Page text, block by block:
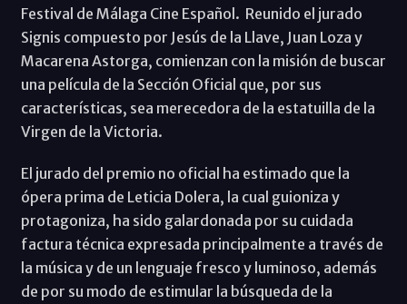
Festival de Málaga Cine Español. Reunido el jurado
Signis compuesto por Jesús de la Llave, Juan Loza y
Macarena Astorga, comienzan con la misión de buscar
una película de la Sección Oficial que, por sus
características, sea merecedora de la estatuilla de la
Virgen de la Victoria.
El jurado del premio no oficial ha estimado que la
ópera prima de Leticia Dolera, la cual guioniza y
protagoniza, ha sido galardonada por su cuidada
factura técnica expresada principalmente a través de
la música y de un lenguaje fresco y luminoso, además
de por su modo de estimular la búsqueda de la